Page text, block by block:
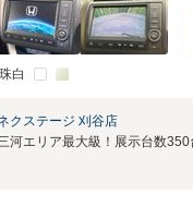
白
クステージ 刈谷店